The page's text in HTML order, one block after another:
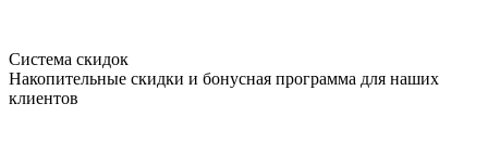
Система скидок
Накопительные скидки и бонусная программа для наших
клиентов